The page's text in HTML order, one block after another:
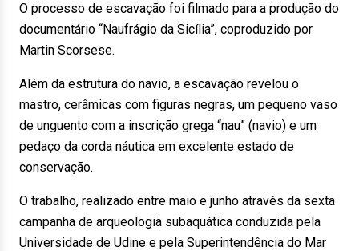
O processo de escavação foi filmado para a produção do
documentário “Naufrágio da Sicília”, coproduzido por
Martin Scorsese.
Além da estrutura do navio, a escavação revelou o
mastro, cerâmicas com figuras negras, um pequeno vaso
de unguento com a inscrição grega “nau” (navio) e um
pedaço da corda náutica em excelente estado de
conservação.
O trabalho, realizado entre maio e junho através da sexta
campanha de arqueologia subaquática conduzida pela
Universidade de Udine e pela Superintendência do Mar